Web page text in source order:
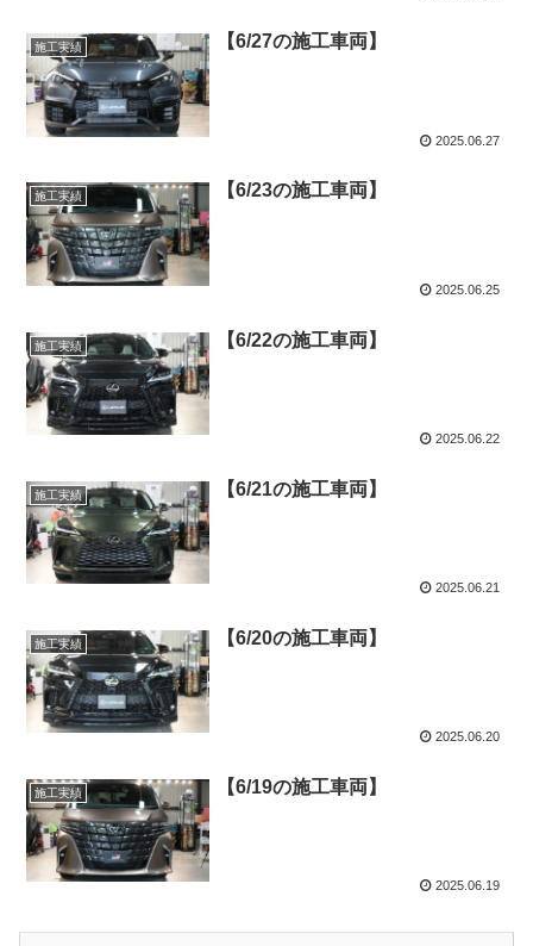
施工実績 【6/27の施工車両】
2025.06.27
施工実績 【6/23の施工車両】
2025.06.25
施工実績 【6/22の施工車両】
2025.06.22
施工実績 【6/21の施工車両】
2025.06.21
施工実績 【6/20の施工車両】
2025.06.20
施工実績 【6/19の施工車両】
2025.06.19